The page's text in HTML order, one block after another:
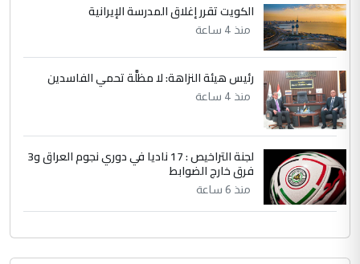
الكويت تقرر إغلاق المدرسة الإيرانية
منذ 4 ساعة
رئيس هيئة النزاهة: لا مظلَّة تحمي الفاسدين
منذ 4 ساعة
لجنة التراخيص : 17 ناديا في دوري نجوم العراق و3
فرق خارج الضوابط
منذ 6 ساعة